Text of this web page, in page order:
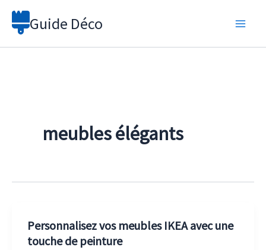
Aller
Guide Déco
meubles élégants
Personnalisez vos meubles IKEA avec une
touche de peinture